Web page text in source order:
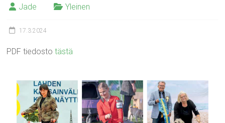
Jade Yleinen
17.3.2024
PDF tiedostotästä